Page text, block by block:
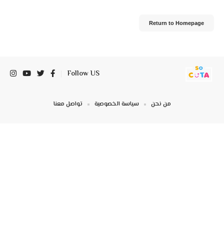
Return to Homepage
Follow US
من نحن سياسة الخصوصية تواصل معنا